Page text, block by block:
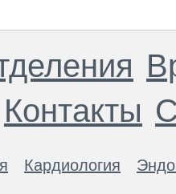
Контакты
Кардиология